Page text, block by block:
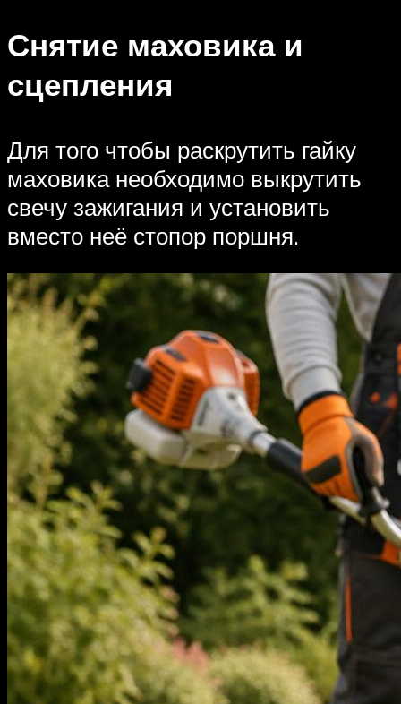
Снятие маховика и
сцепления
Для того чтобы раскрутить гайку
маховика необходимо выкрутить
свечу зажигания и установить
вместо неё стопор поршня.